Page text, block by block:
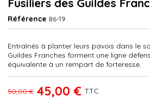
Fusiliers des Guildes
Référence 86-19
Entraînés à planter leurs pavois dans le
Guildes Franches forment une ligne
équivalente à un rempart de forteresse.
50,00 € 45,00 € TTC